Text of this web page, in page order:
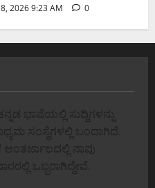
2026 9:23 AM 0
ಭಾಷೆಯಲ್ಲಿ ಸುದ್ದಿಗಳನ್ನು
ಸಂಸ್ಥೆಗಳಲ್ಲಿ ಒಂದಾಗಿದೆ.
ನಾವು
ಒಬ್ಬರಾಗಿದ್ದೇವೆ.